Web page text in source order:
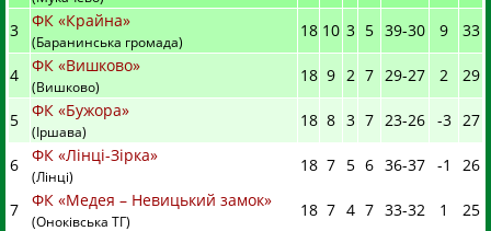
3 ФК «Крайна»
(Баранинська громада)
18 10 3 5 39-30 9 33
4 ФК «Вишково»
(Вишково)
18 9 2 7 29-27 2 29
5 ФК «Бужора»
(Іршава)
18 8 3 7 23-26 -3 27
6 ФК «Лінці-Зірка»
(Лінці)
18 7 5 6 36-37 -1 26
7 ФК «Медея – Невицький замок»
(Оноківська ТГ)
18 7 4 7 33-32 1 25